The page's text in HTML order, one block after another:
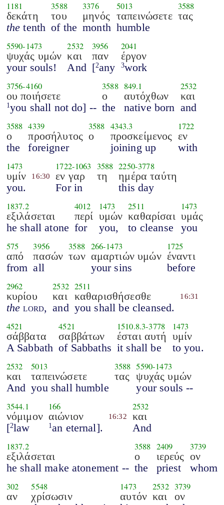
1181
δεκάτη
the tenth
3588
του
of the
3376
μηνός
month
5013
ταπεινώσετε
humble
3588
τας
5590-1473
ψυχάς υμών
your souls!
2532
και
And
3956
παν
[2any
2041
έργον
3work
3756-4160
ου ποιήσετε
1 you shall not do] --
3588
ο
the
849.1
αυτόχθων
native born
2532
και
and
3588
ο
the
4339
προσήλυτος
foreigner
3588
ο
4343.3
προσκείμενος
joining up
1722
εν
with
1473
υμίν
you.
16:30
1722-1063
εν γαρ
For in
3588
τη
2250-3778
ημέρα ταύτη
this day
1837.2
εξιλάσεται
he shall atone
4012
περί
for
1473
υμών
you,
2511
καθαρίσαι
to cleanse
1473
υμάς
you
575
από
from
3956
πασών
all
3588
των
266-1473
αμαρτιών υμών
your sins
1725
έναντι
before
2962
κυρίου
the lord,
2532
και
and
2511
καθαρισθήσεσθε
you shall be cleansed.
16:31
4521
σάββατα
A Sabbath
4521
σαββάτων
of Sabbaths
1510.8.3-3778
έσται αυτή
it shall be
1473
υμίν
to you.
2532
και
And
5013
ταπεινώσετε
you shall humble
3588
τας
5590-1473
ψυχάς υμών
your souls --
3544.1
νόμιμον
[2law
166
αιώνιον
1 an eternal].
16:32
2532
και
And
1837.2
εξιλάσεται
he shall make atonement --
3588
ο
the
2409
ιερεύς
priest
3739
ον
whom
302
αν
5548
χρίσωσιν
1473
αυτόν
2532
και
3739
ον